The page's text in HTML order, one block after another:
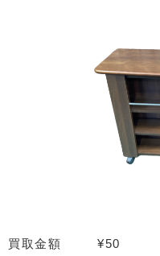
買取金額
¥50